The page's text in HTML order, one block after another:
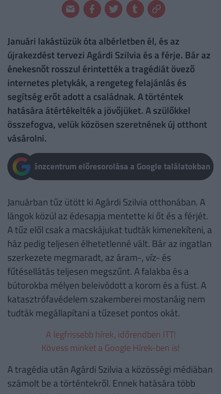
Januári lakástüzük óta albérletben él, és az
újrakezdést tervezi Agárdi Szilvia és a férje. Bár az
énekesnőt rosszul érintették a tragédiát övező
internetes pletykák, a rengeteg felajánlás és
segítség erőt adott a családnak. A történtek
hatására átértékelték a jövőjüket. A szülőkkel
összefogva, velük közösen szeretnének új otthont
vásárolni.
Pénzcentrum előresorolása a Google találatokban
Januárban tűz ütött ki Agárdi Szilvia otthonában. A
lángok közül az édesapja mentette ki őt és a férjét.
A tűz elől csak a macskájukat tudták kimenekíteni, a
ház pedig teljesen élhetetlenné vált. Bár az ingatlan
szerkezete megmaradt, az áram-, víz- és
fűtésellátás teljesen megszűnt. A falakba és a
bútorokba mélyen beleivódott a korom és a füst. A
katasztrófavédelem szakemberei mostanáig nem
tudták megállapítani a tűzeset pontos okát.
A legfrissebb hírek, időrendben ITT!
Kövess minket a Google Hírek-ben is!
A tragédia után Agárdi Szilvia a közösségi médiában
számolt be a történtekről. Ennek hatására több